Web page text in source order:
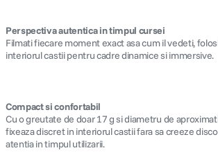
Perspectiva autentica in timpul cursei
Filmati fiecare moment exact asa cum il vedeti,
interiorul castii pentru cadre dinamice si immersive.
Compact si confortabil
Cu o greutate de doar 17 g si diametru de
fixeaza discret in interiorul castii fara sa creeze
atentia in timpul utilizarii.